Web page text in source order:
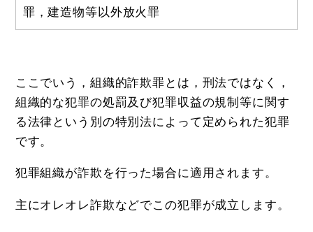
罪，建造物等以外放火罪
ここでいう，組織的詐欺罪とは，刑法ではなく，
組織的な犯罪の処罰及び犯罪収益の規制等に関す
る法律という別の特別法によって定められた犯罪
です。
犯罪組織が詐欺を行った場合に適用されます。
主にオレオレ詐欺などでこの犯罪が成立します。